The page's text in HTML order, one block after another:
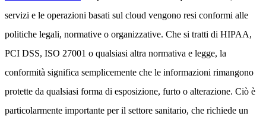
servizi e le operazioni basati sul cloud vengono resi conformi alle
politiche legali, normative o organizzative. Che si tratti di HIPAA,
PCI DSS, ISO 27001 o qualsiasi altra normativa e legge, la
conformità significa semplicemente che le informazioni rimangono
protette da qualsiasi forma di esposizione, furto o alterazione. Ciò è
particolarmente importante per il settore sanitario, che richiede un